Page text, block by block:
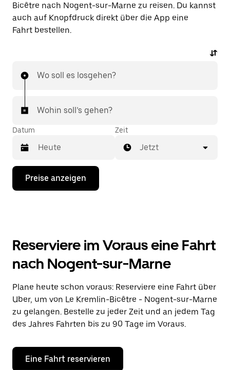
Bicêtre nach Nogent-sur-Marne zu reisen. Du kannst
auch auf Knopfdruck direkt über die App eine
Fahrt bestellen.
Wo soll es losgehen?
Wohin soll’s gehen?
Datum
Drücke
Nach-
Kalender
interagieren
ein
Datum
auszuwählen.
Drücke
die
Escape-
um
den
Kalender
Zeit
Jetzt
Preise anzeigen
Reserviere im Voraus eine Fahrt
nach Nogent-sur-Marne
Plane heute schon voraus: Reserviere eine Fahrt über
Uber, um von Le Kremlin-Bicêtre - Nogent-sur-Marne
zu gelangen. Bestelle zu jeder Zeit und an jedem Tag
des Jahres Fahrten bis zu 90 Tage im Voraus.
Eine Fahrt reservieren